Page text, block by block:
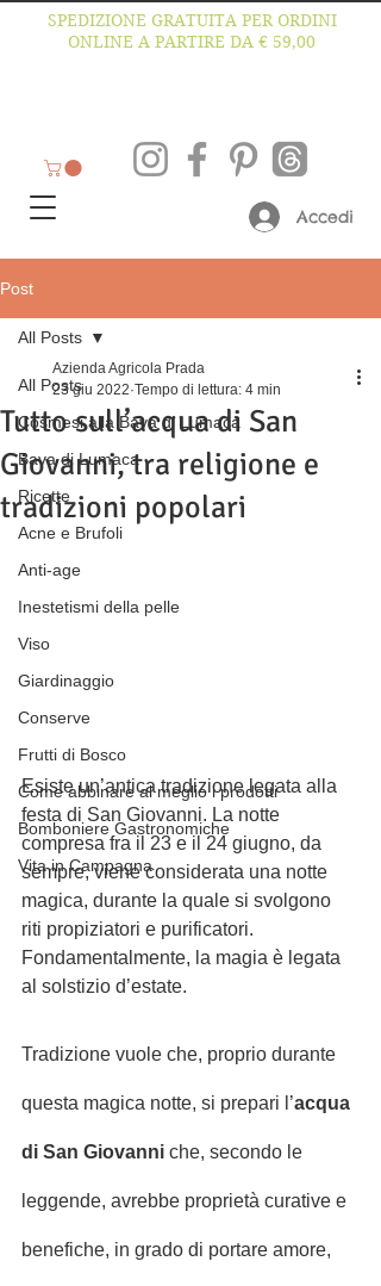
SPEDIZIONE GRATUITA PER ORDINI
ONLINE A PARTIRE DA € 59,00
Accedi
Post
All Posts
Cosmesi alla Bava di Lumaca
Bava di Lumaca
Ricette
Acne e Brufoli
Anti-age
Inestetismi della pelle
Viso
Giardinaggio
Conserve
Frutti di Bosco
Come abbinare al meglio i prodotti
Bomboniere Gastronomiche
Vita in Campagna
All Posts
Tutto sull’acqua di San
Giovanni, tra religione e
tradizioni popolari
Azienda Agricola Prada
23 giu 2022 Tempo di lettura: 4 min
Esiste un’antica tradizione legata alla
festa di San Giovanni. La notte
compresa fra il 23 e il 24 giugno, da
sempre, viene considerata una notte
magica, durante la quale si svolgono
riti propiziatori e purificatori.
Fondamentalmente, la magia è legata
al solstizio d’estate.
Tradizione vuole che, proprio durante
questa magica notte, si prepari l’acqua
di San Giovanni che, secondo le
leggende, avrebbe proprietà curative e
benefiche, in grado di portare amore,